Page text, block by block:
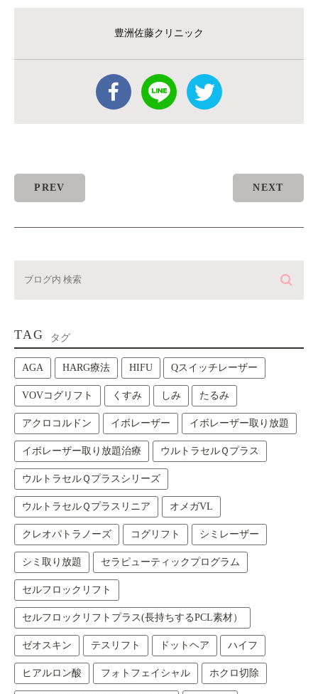
豊洲佐藤クリニック
PREV NEXT
TAG タグ
AGA HARG療法 HIFU Qスイッチレーザー
VOVコグリフト くすみ しみ たるみ
アクロコルドン イボレーザー イボレーザー取り放題
イボレーザー取り放題治療 ウルトラセルＱプラス
ウルトラセルＱプラスシリーズ
ウルトラセルＱプラスリニア オメガVL
クレオパトラノーズ コグリフト シミレーザー
シミ取り放題 セラピューティックプログラム
セルフロックリフト
セルフロックリフトプラス(長持ちするPCL素材）
ゼオスキン テスリフト ドットヘア ハイフ
ヒアルロン酸 フォトフェイシャル ホクロ切除